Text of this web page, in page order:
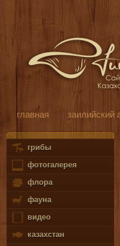
главная заилийский
грибы
фотогалерея
флора
фауна
видео
казахстан